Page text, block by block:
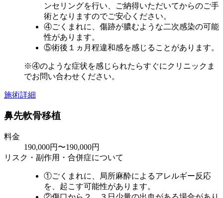
ンセリングを行い、ご納得いただいてからのご手
術となりますのでご安心ください。
④ごくまれに、傷跡が膿むような二次感染の可能
性があります。
⑤術後１ヵ月程違和感を感じることがあります。
※④のような症状を感じられたらすぐにクリニックま
でお問い合わせください。
施術詳細
鼻先軟骨移植
料金
190,000円〜190,000円
リスク・副作用・合併症について
①ごくまれに、局所麻酔によるアレルギー反応
を、起こす可能性があります。